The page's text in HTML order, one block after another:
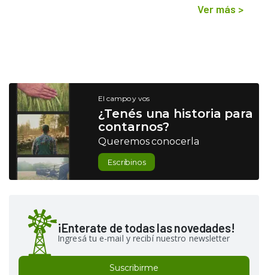
Ver más >
El campo y vos
¿Tenés una historia para
contarnos?
Queremos conocerla
Escribinos
¡Enterate de todas las novedades!
Ingresá tu e-mail y recibí nuestro newsletter
Suscribirme